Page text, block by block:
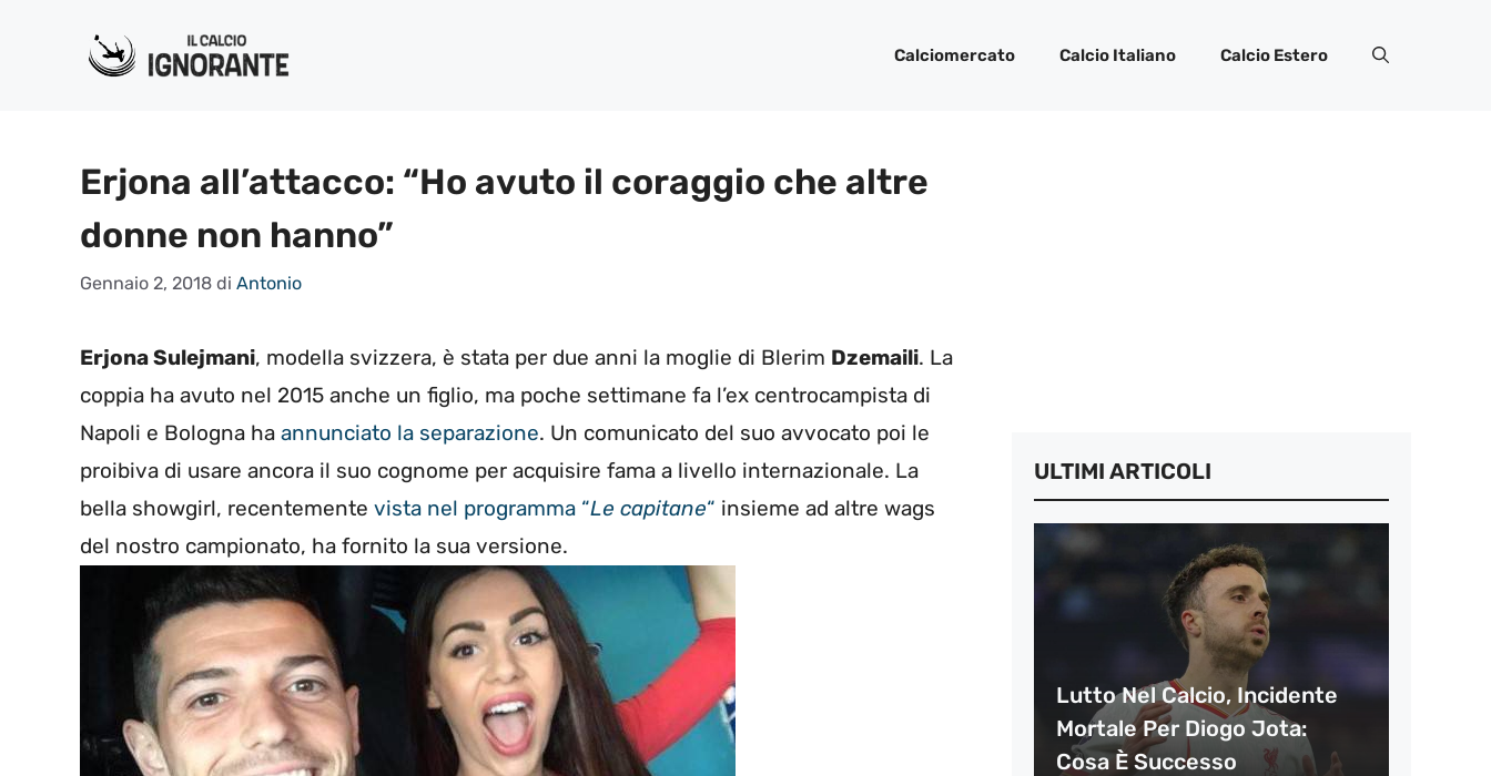
Calciomercato Calcio Italiano Calcio Estero
Erjona all’attacco: “Ho avuto il coraggio che altre
donne non hanno”
Gennaio 2, 2018 di Antonio
Erjona Sulejmani, modella svizzera, è stata per due anni la moglie di Blerim Dzemaili. La
coppia ha avuto nel 2015 anche un figlio, ma poche settimane fa l’ex centrocampista di
Napoli e Bologna ha annunciato la separazione. Un comunicato del suo avvocato poi le
proibiva di usare ancora il suo cognome per acquisire fama a livello internazionale. La
bella showgirl, recentemente vista nel programma “Le capitane“ insieme ad altre wags
del nostro campionato, ha fornito la sua versione.
ULTIMI ARTICOLI
Lutto Nel Calcio, Incidente
Mortale Per Diogo Jota:
Cosa È Successo